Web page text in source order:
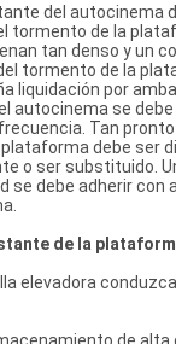
del autocinema
tormento de la
tan denso y un
tormento de la
liquidación por
autocinema se
Tan
debe ser
o ser substituido.
se debe adherir con
de la
elevadora
de alta